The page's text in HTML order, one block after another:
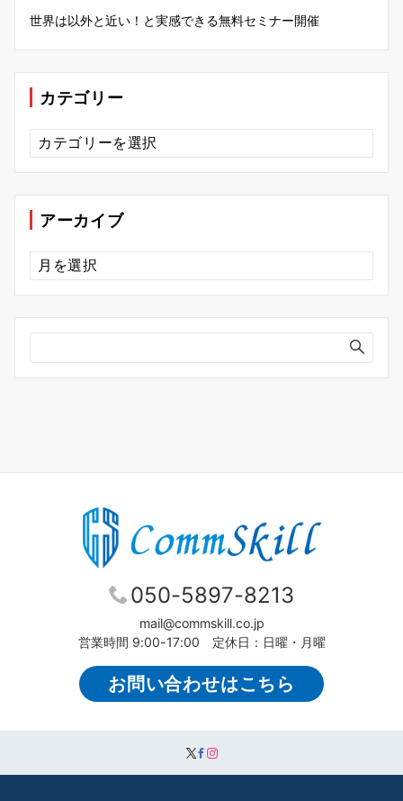
世界は以外と近い！と実感できる無料セミナー開催
カテゴリー
カ
テ
ゴ
ー
アーカイブ
ア
ー
カ
ブ
050-5897-8213
mail@commskill.co.jp
営業時間 9:00-17:00 定休日：日曜・月曜
お問い合わせはこちら